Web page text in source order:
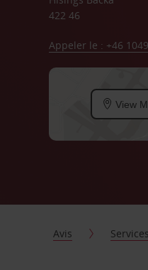
422 46
Appeler le : +46
View
Avis